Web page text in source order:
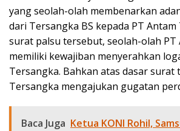
yang seolah-olah membenarkan
dari Tersangka BS kepada PT
surat palsu tersebut, seolah-olah PT
memiliki kewajiban menyerahkan
Tersangka. Bahkan atas dasar surat
Tersangka mengajukan gugatan
Baca Juga Ketua KONI Rohil,